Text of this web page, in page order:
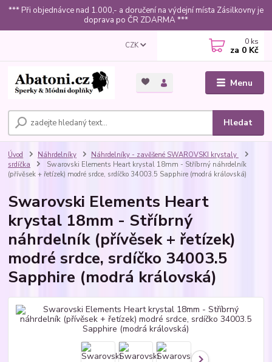
*** Při objednávce nad 1.000,- a doručení na výdejní místa Zásilkovny je
doprava po ČR ZDARMA ***
Menu
CZK
Hledat
0 ks
za 0 Kč
Úvod Náhrdelníky
Náhrdelníky - zavěšené SWAROVSKI krystaly
srdíčka
Swarovski Elements Heart krystal 18mm - Stříbrný náhrdelník
(přívěsek + řetízek) modré srdce, srdíčko 34003.5 Sapphire (modrá královská)
Swarovski Elements Heart
krystal 18mm - Stříbrný
náhrdelník (přívěsek + řetízek)
modré srdce, srdíčko 34003.5
Sapphire (modrá královská)